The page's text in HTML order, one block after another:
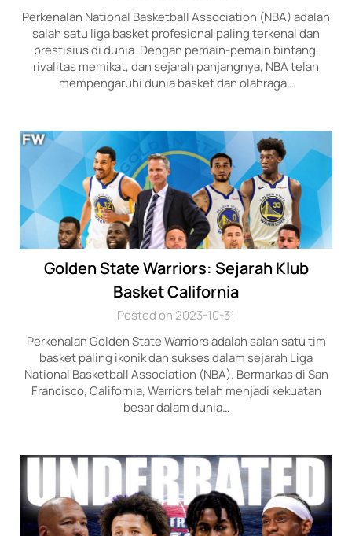
Perkenalan National Basketball Association (NBA) adalah
salah satu liga basket profesional paling terkenal dan
prestisius di dunia. Dengan pemain-pemain bintang,
rivalitas memikat, dan sejarah panjangnya, NBA telah
mempengaruhi dunia basket dan olahraga…
Golden State Warriors: Sejarah Klub
Basket California
Posted on 2023-10-31
Perkenalan Golden State Warriors adalah salah satu tim
basket paling ikonik dan sukses dalam sejarah Liga
National Basketball Association (NBA). Bermarkas di San
Francisco, California, Warriors telah menjadi kekuatan
besar dalam dunia…